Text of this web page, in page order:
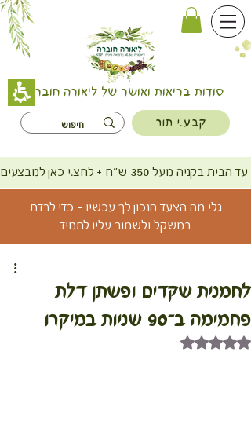
סודות בריאות ואושר של ליאורה חוברה
קבע.י תור
ש"ח + לחצ.י כאן למבצעים
גלי מה הצעד הנכון לך עכשיו - כדי לרדת
במשקל ולשמור עליו לתמיד
לחמנית שקדים ופשתן דלת
פחמימה ב־90 שניות במיקרו
דירוג של NaN מתוך 5 כוכבים